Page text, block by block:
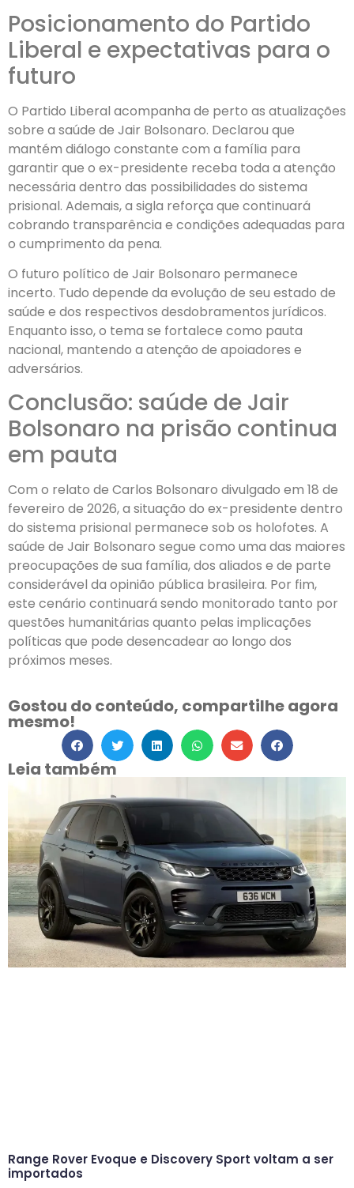
Posicionamento do Partido
Liberal e expectativas para o
futuro
O Partido Liberal acompanha de perto as atualizações
sobre a saúde de Jair Bolsonaro. Declarou que
mantém diálogo constante com a família para
garantir que o ex-presidente receba toda a atenção
necessária dentro das possibilidades do sistema
prisional. Ademais, a sigla reforça que continuará
cobrando transparência e condições adequadas para
o cumprimento da pena.
O futuro político de Jair Bolsonaro permanece
incerto. Tudo depende da evolução de seu estado de
saúde e dos respectivos desdobramentos jurídicos.
Enquanto isso, o tema se fortalece como pauta
nacional, mantendo a atenção de apoiadores e
adversários.
Conclusão: saúde de Jair
Bolsonaro na prisão continua
em pauta
Com o relato de Carlos Bolsonaro divulgado em 18 de
fevereiro de 2026, a situação do ex-presidente dentro
do sistema prisional permanece sob os holofotes. A
saúde de Jair Bolsonaro segue como uma das maiores
preocupações de sua família, dos aliados e de parte
considerável da opinião pública brasileira. Por fim,
este cenário continuará sendo monitorado tanto por
questões humanitárias quanto pelas implicações
políticas que pode desencadear ao longo dos
próximos meses.
Gostou do conteúdo, compartilhe agora
mesmo!
Leia também
Range Rover Evoque e Discovery Sport voltam a ser
importados